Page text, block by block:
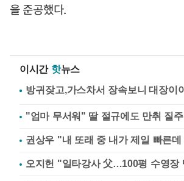
을 준공했다.
이시간 핫뉴스
"엄마 무서워" 딸 절규에도 만취 질
권상우 "내 또래 중 내가 제일 빠른
오지헌 "일타강사 父…100평 수영장